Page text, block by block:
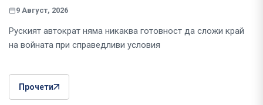
9 Август, 2026
Руският автократ няма никаква готовност да сложи край
на войната при справедливи условия
Прочети